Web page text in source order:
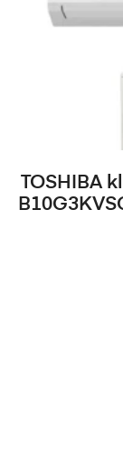
TOSHIBA